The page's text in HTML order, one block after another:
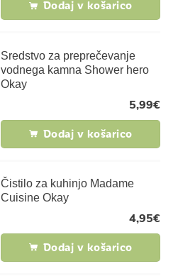
Dodaj v košarico
Sredstvo za preprečevanje
vodnega kamna Shower hero
Okay
5,99€
Dodaj v košarico
Čistilo za kuhinjo Madame
Cuisine Okay
4,95€
Dodaj v košarico